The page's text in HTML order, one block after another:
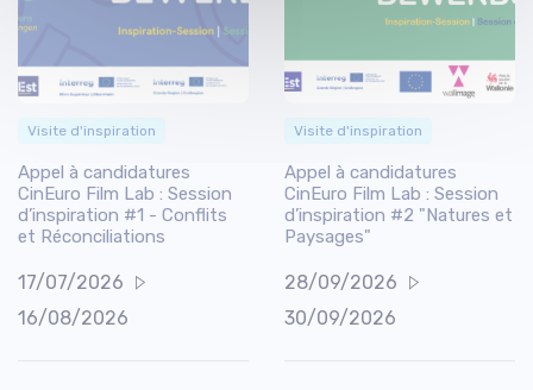
Visite d'inspiration
Appel à candidatures
CinEuro Film Lab : Session
d’inspiration #1 - Conflits
et Réconciliations
17/07/2026
16/08/2026
Visite d'inspiration
Appel à candidatures
CinEuro Film Lab : Session
d’inspiration #2 "Natures et
Paysages"
28/09/2026
30/09/2026